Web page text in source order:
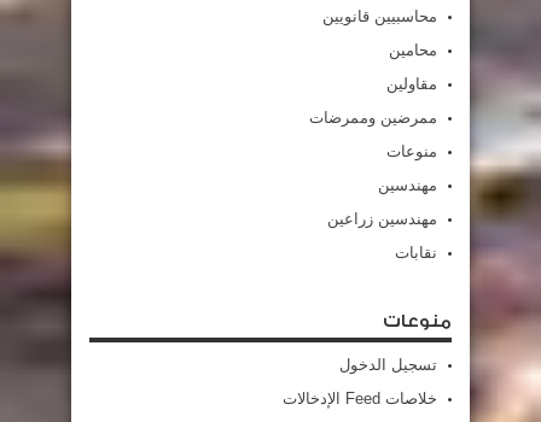
محاسبيين قانويين
محامين
مقاولين
ممرضين وممرضات
منوعات
مهندسين
مهندسين زراعين
نقابات
منوعات
تسجيل الدخول
خلاصات Feed الإدخالات